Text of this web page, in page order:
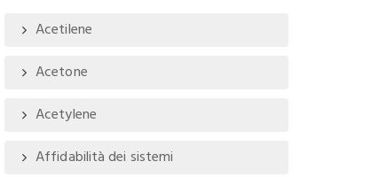
Acetilene
Acetone
Acetylene
Affidabilità dei sistemi